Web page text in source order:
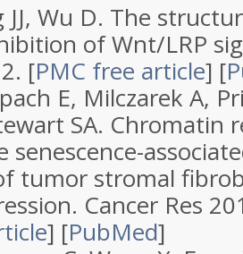
Wu D. The
of Wnt/LRP
[PMC free article] [
E, Milczarek A,
SA. Chromatin
senescence-
tumor stromal
. Cancer Res
] [PubMed]